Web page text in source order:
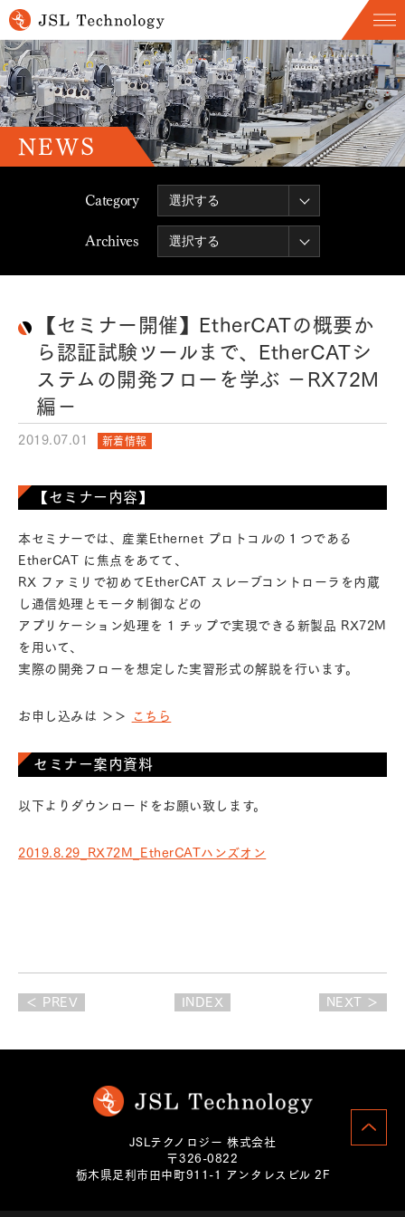
NEWS
Category
Archives
【セミナー開催】EtherCATの概要か
ら認証試験ツールまで、EtherCATシ
ステムの開発フローを学ぶ －RX72M
編－
2019.07.01 新着情報
【セミナー内容】
本セミナーでは、産業Ethernet プロトコルの１つである
EtherCAT に焦点をあてて、
RX ファミリで初めてEtherCAT スレーブコントローラを内蔵
し通信処理とモータ制御などの
アプリケーション処理を 1 チップで実現できる新製品 RX72M
を用いて、
実際の開発フローを想定した実習形式の解説を行います。
お申し込みは ＞＞ こちら
セミナー案内資料
以下よりダウンロードをお願い致します。
2019.8.29_RX72M_EtherCATハンズオン
＜ PREV INDEX NEXT ＞
JSLテクノロジー 株式会社
〒326-0822
栃木県足利市田中町911-1 アンタレスビル 2F